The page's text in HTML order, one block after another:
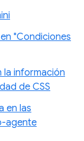
"Condiciones
la información
de CSS
en las
agente